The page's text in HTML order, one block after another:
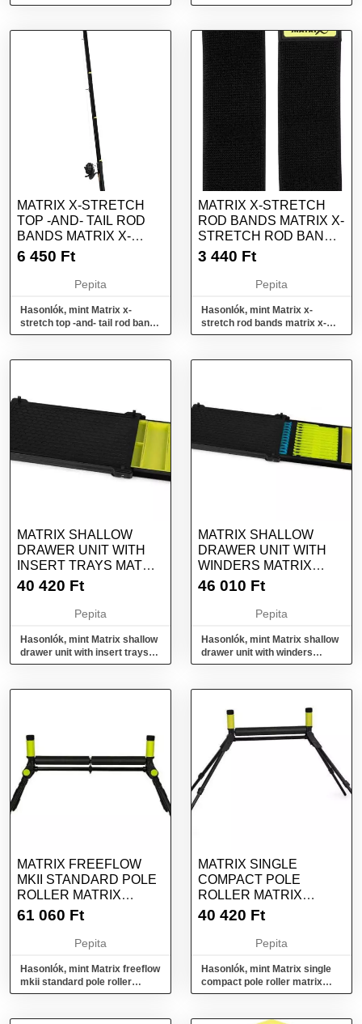
feeder orsó
feeder orsó
MATRIX X-STRETCH
TOP -AND- TAIL ROD
BANDS MATRIX X-
STRETCH TOP -...
6 450 Ft
Pepita
Hasonlók, mint Matrix x-
stretch top -and- tail rod bands
matrix x-stretch top -...
MATRIX X-STRETCH
ROD BANDS MATRIX X-
STRETCH ROD BANDS
X2
3 440 Ft
Pepita
Hasonlók, mint Matrix x-
stretch rod bands matrix x-
stretch rod bands x2
MATRIX SHALLOW
DRAWER UNIT WITH
INSERT TRAYS MATRIX
SHALLOW DRAWE...
40 420 Ft
Pepita
Hasonlók, mint Matrix shallow
drawer unit with insert trays
matrix shallow drawe...
MATRIX SHALLOW
DRAWER UNIT WITH
WINDERS MATRIX
SHALLOW DRAWER
46 010 Ft
Pepita
Hasonlók, mint Matrix shallow
drawer unit with winders
matrix shallow drawer uni...
MATRIX FREEFLOW
MKII STANDARD POLE
ROLLER MATRIX
FREEFLOW MKII S...
61 060 Ft
Pepita
Hasonlók, mint Matrix freeflow
mkii standard pole roller
matrix freeflow mkii s...
MATRIX SINGLE
COMPACT POLE
ROLLER MATRIX
COMPACT SINGLE
40 420 Ft
Pepita
Hasonlók, mint Matrix single
compact pole roller matrix
compact single pole roll...